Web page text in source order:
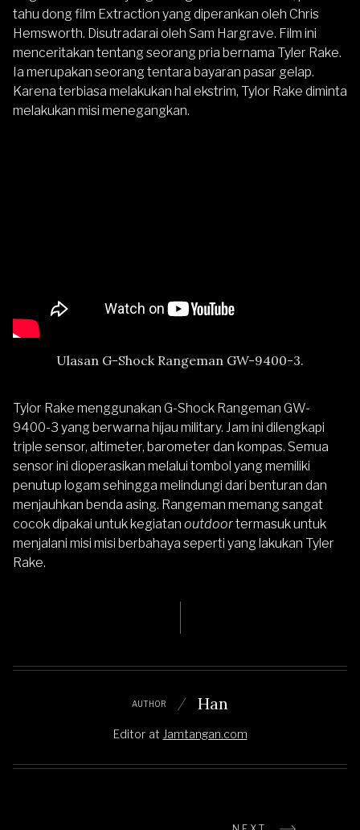
tahu dong film Extraction yang diperankan oleh Chris
Hemsworth. Disutradarai oleh Sam Hargrave. Film ini
menceritakan tentang seorang pria bernama Tyler Rake.
Ia merupakan seorang tentara bayaran pasar gelap.
Karena terbiasa melakukan hal ekstrim, Tylor Rake diminta
melakukan misi menegangkan.
Ulasan G-Shock Rangeman GW-9400-3.
Tylor Rake menggunakan G-Shock Rangeman GW-
9400-3 yang berwarna hijau military. Jam ini dilengkapi
triple sensor, altimeter, barometer dan kompas. Semua
sensor ini dioperasikan melalui tombol yang memiliki
penutup logam sehingga melindungi dari benturan dan
menjauhkan benda asing. Rangeman memang sangat
cocok dipakai untuk kegiatan outdoortermasuk untuk
menjalani misi misi berbahaya seperti yang lakukan Tyler
Rake.
AUTHOR Han
Editor at Jamtangan.com